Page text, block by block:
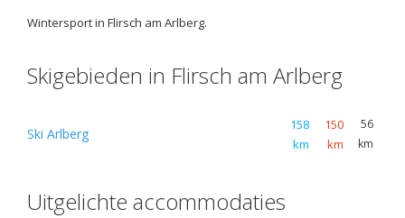
Wintersport in Flirsch am Arlberg.
Skigebieden in Flirsch am Arlberg
Ski Arlberg
158
km
150
km
56
km
Uitgelichte accommodaties